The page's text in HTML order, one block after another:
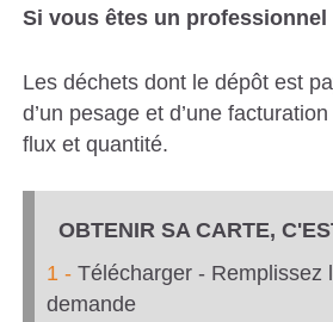
Si vous êtes un professionnel
Les déchets dont le dépôt est
d’un pesage et d’une
flux et quantité.
OBTENIR SA CARTE,
1 -Télécharger - Remplissez
demande